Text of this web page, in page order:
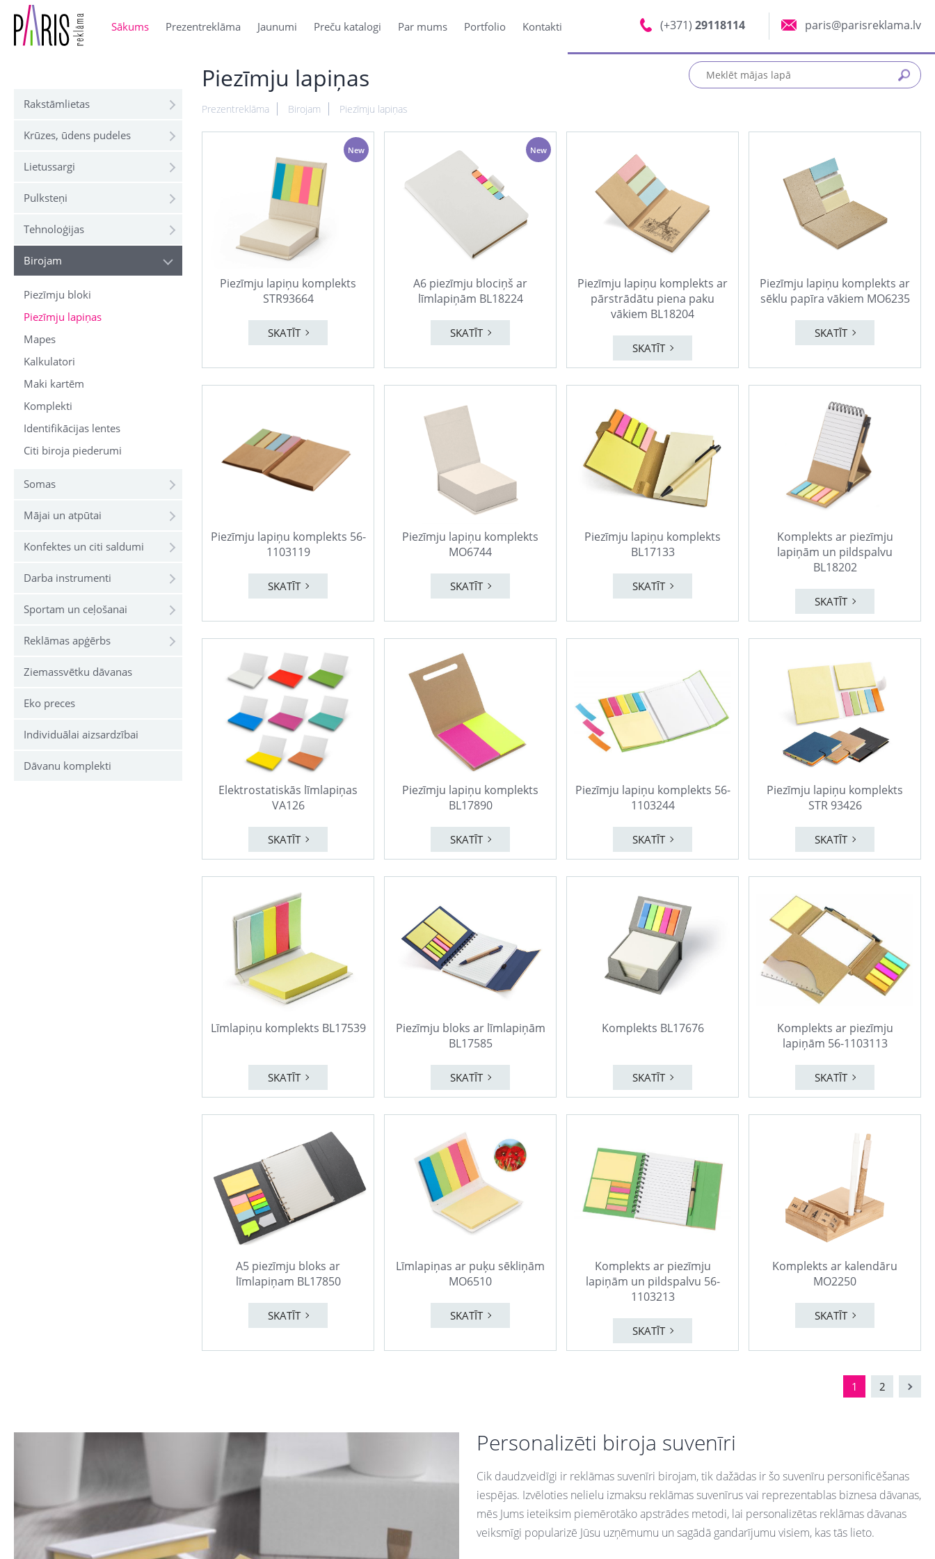
Sākums Prezentreklāma Jaunumi Preču katalogi Par mums Portfolio Kontakti (+371) 29118114 paris@parisreklama.lv
Rakstāmlietas
Krūzes, ūdens pudeles
Lietussargi
Pulksteņi
Tehnoloģijas
Birojam
Piezīmju bloki
Piezīmju lapiņas
Mapes
Kalkulatori
Maki kartēm
Komplekti
Identifikācijas lentes
Citi biroja piederumi
Somas
Mājai un atpūtai
Konfektes un citi saldumi
Darba instrumenti
Sportam un ceļošanai
Reklāmas apģērbs
Ziemassvētku dāvanas
Eko preces
Individuālai aizsardzībai
Dāvanu komplekti
Piezīmju lapiņas
Prezentreklāma Birojam Piezīmju lapiņas
New
Piezīmju lapiņu komplekts
STR93664
SKATĪT
New
A6 piezīmju blociņš ar
līmlapiņām BL18224
SKATĪT
Piezīmju lapiņu komplekts ar
pārstrādātu piena paku
vākiem BL18204
SKATĪT
Piezīmju lapiņu komplekts ar
sēklu papīra vākiem MO6235
SKATĪT
Piezīmju lapiņu komplekts 56-
1103119
SKATĪT
Piezīmju lapiņu komplekts
MO6744
SKATĪT
Piezīmju lapiņu komplekts
BL17133
SKATĪT
Komplekts ar piezīmju
lapiņām un pildspalvu
BL18202
SKATĪT
Elektrostatiskās līmlapiņas
VA126
SKATĪT
Piezīmju lapiņu komplekts
BL17890
SKATĪT
Piezīmju lapiņu komplekts 56-
1103244
SKATĪT
Piezīmju lapiņu komplekts
STR 93426
SKATĪT
Līmlapiņu komplekts BL17539
SKATĪT
Piezīmju bloks ar līmlapiņām
BL17585
SKATĪT
Komplekts BL17676
SKATĪT
Komplekts ar piezīmju
lapiņām 56-1103113
SKATĪT
A5 piezīmju bloks ar
līmlapiņam BL17850
SKATĪT
Līmlapiņas ar puķu sēkliņām
MO6510
SKATĪT
Komplekts ar piezīmju
lapiņām un pildspalvu 56-
1103213
SKATĪT
Komplekts ar kalendāru
MO2250
SKATĪT
1 2
Personalizēti biroja suvenīri
Cik daudzveidīgi ir reklāmas suvenīri birojam, tik dažādas ir šo suvenīru personificēšanas
iespējas. Izvēloties nelielu izmaksu reklāmas suvenīrus vai reprezentablas biznesa dāvanas,
mēs Jums ieteiksim piemērotāko apstrādes metodi, lai personalizētas reklāmas dāvanas
veiksmīgi popularizē Jūsu uzņēmumu un sagādā gandarījumu visiem, kas tās lieto.